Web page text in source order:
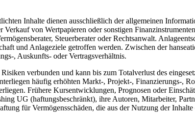
Inhalte dienen ausschließlich der allgemeinen
von Wertpapieren oder sonstigen
Steuerberater oder Rechtsanwalt.
und Anlageziele getroffen werden. Zwischen der
, Auskunfts- oder Vertragsverhältnis.
verbunden und kann bis zum Totalverlust des
häufig erhöhten Markt-, Projekt-, Finanzierungs-,
Frühere Kursentwicklungen, Prognosen oder
UG (haftungsbeschränkt), ihre Autoren, Mitarbeiter,
für Vermögensschäden, die aus der Nutzung der Inhalte